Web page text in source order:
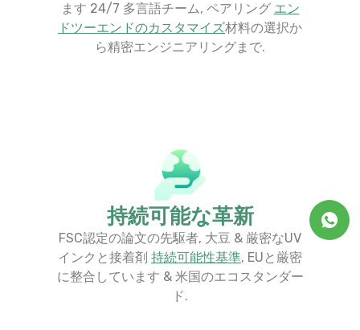
ます 24/7 多言語チーム, ペアリング エン
ドツーエンドのカスタマイズ材料の選択か
ら精密エンジニアリングまで.
持続可能な革新
FSC認定の論文の先駆者, 大豆 & 厳密なUV
インクと接着剤 持続可能性基準​, EUと厳密
に整合しています & 米国のエコスタンダー
ド.